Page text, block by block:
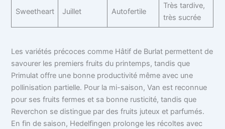
Sweetheart Juillet Autofertile
Très tardive,
très sucrée
Les variétés précoces comme Hâtif de Burlat permettent de
savourer les premiers fruits du printemps, tandis que
Primulat offre une bonne productivité même avec une
pollinisation partielle. Pour la mi-saison, Van est reconnue
pour ses fruits fermes et sa bonne rusticité, tandis que
Reverchon se distingue par des fruits juteux et parfumés.
En fin de saison, Hedelfingen prolonge les récoltes avec